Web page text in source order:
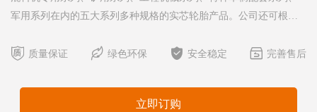
军用系列在内的五大系列多种规格的实芯轮胎产品。公司还可根据
芯轮胎的承载能力。 公司产品充气轮胎涵盖工业车辆系列、工
格。 实芯轮胎优越性与应用： 海绵实芯轮胎具有承载能力
 质量保证  绿色环保  安全稳定  完善售后
立即订购